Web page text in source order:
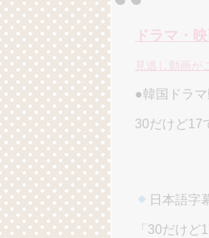
ドラマ・
見逃し動画が
●韓国ドラ
30だけど17
日本語字
「30だけど